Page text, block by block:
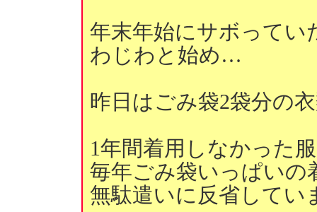
年末年始にサボってい
わじわと始め…
昨日はごみ袋2袋分の
1年間着用しなかった
毎年ごみ袋いっぱい
無駄遣いに反省してい